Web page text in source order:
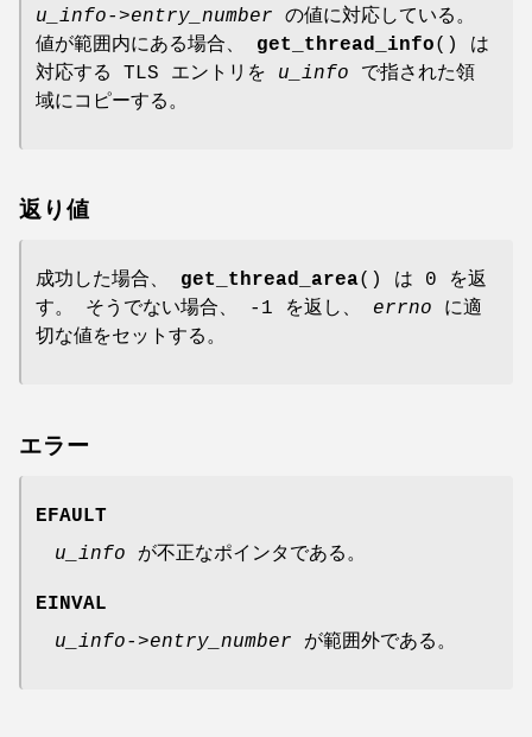
u_info->entry_number の値に対応している。
値が範囲内にある場合、 get_thread_info() は
対応する TLS エントリを u_info で指された領
域にコピーする。
返り値
成功した場合、 get_thread_area() は 0 を返
す。 そうでない場合、 -1 を返し、 errno に適
切な値をセットする。
エラー
EFAULT
u_info が不正なポインタである。
EINVAL
u_info->entry_number が範囲外である。